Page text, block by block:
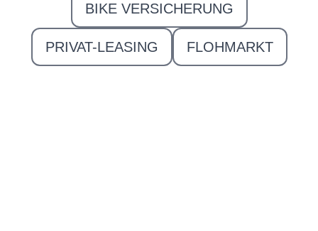
BIKE VERSICHERUNG
PRIVAT-LEASING FLOHMARKT